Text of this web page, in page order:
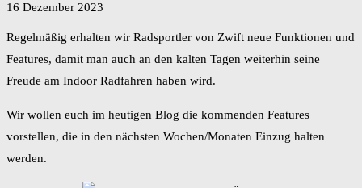
16 Dezember 2023
Regelmäßig erhalten wir Radsportler von Zwift neue Funktionen und
Features, damit man auch an den kalten Tagen weiterhin seine
Freude am Indoor Radfahren haben wird.
Wir wollen euch im heutigen Blog die kommenden Features
vorstellen, die in den nächsten Wochen/Monaten Einzug halten
werden.